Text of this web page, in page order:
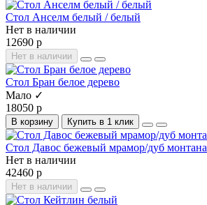
Стол Анселм белый / белый
Нет в наличии
12690 р
Нет в наличии
Стол Бран белое дерево
Мало ✓
18050 р
В корзину Купить в 1 клик
Стол Давос бежевый мрамор/дуб монтана
Нет в наличии
42460 р
Нет в наличии